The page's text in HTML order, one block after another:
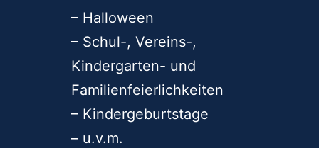
– Halloween
– Schul-, Vereins-,
Kindergarten- und
Familienfeierlichkeiten
– Kindergeburtstage
– u.v.m.